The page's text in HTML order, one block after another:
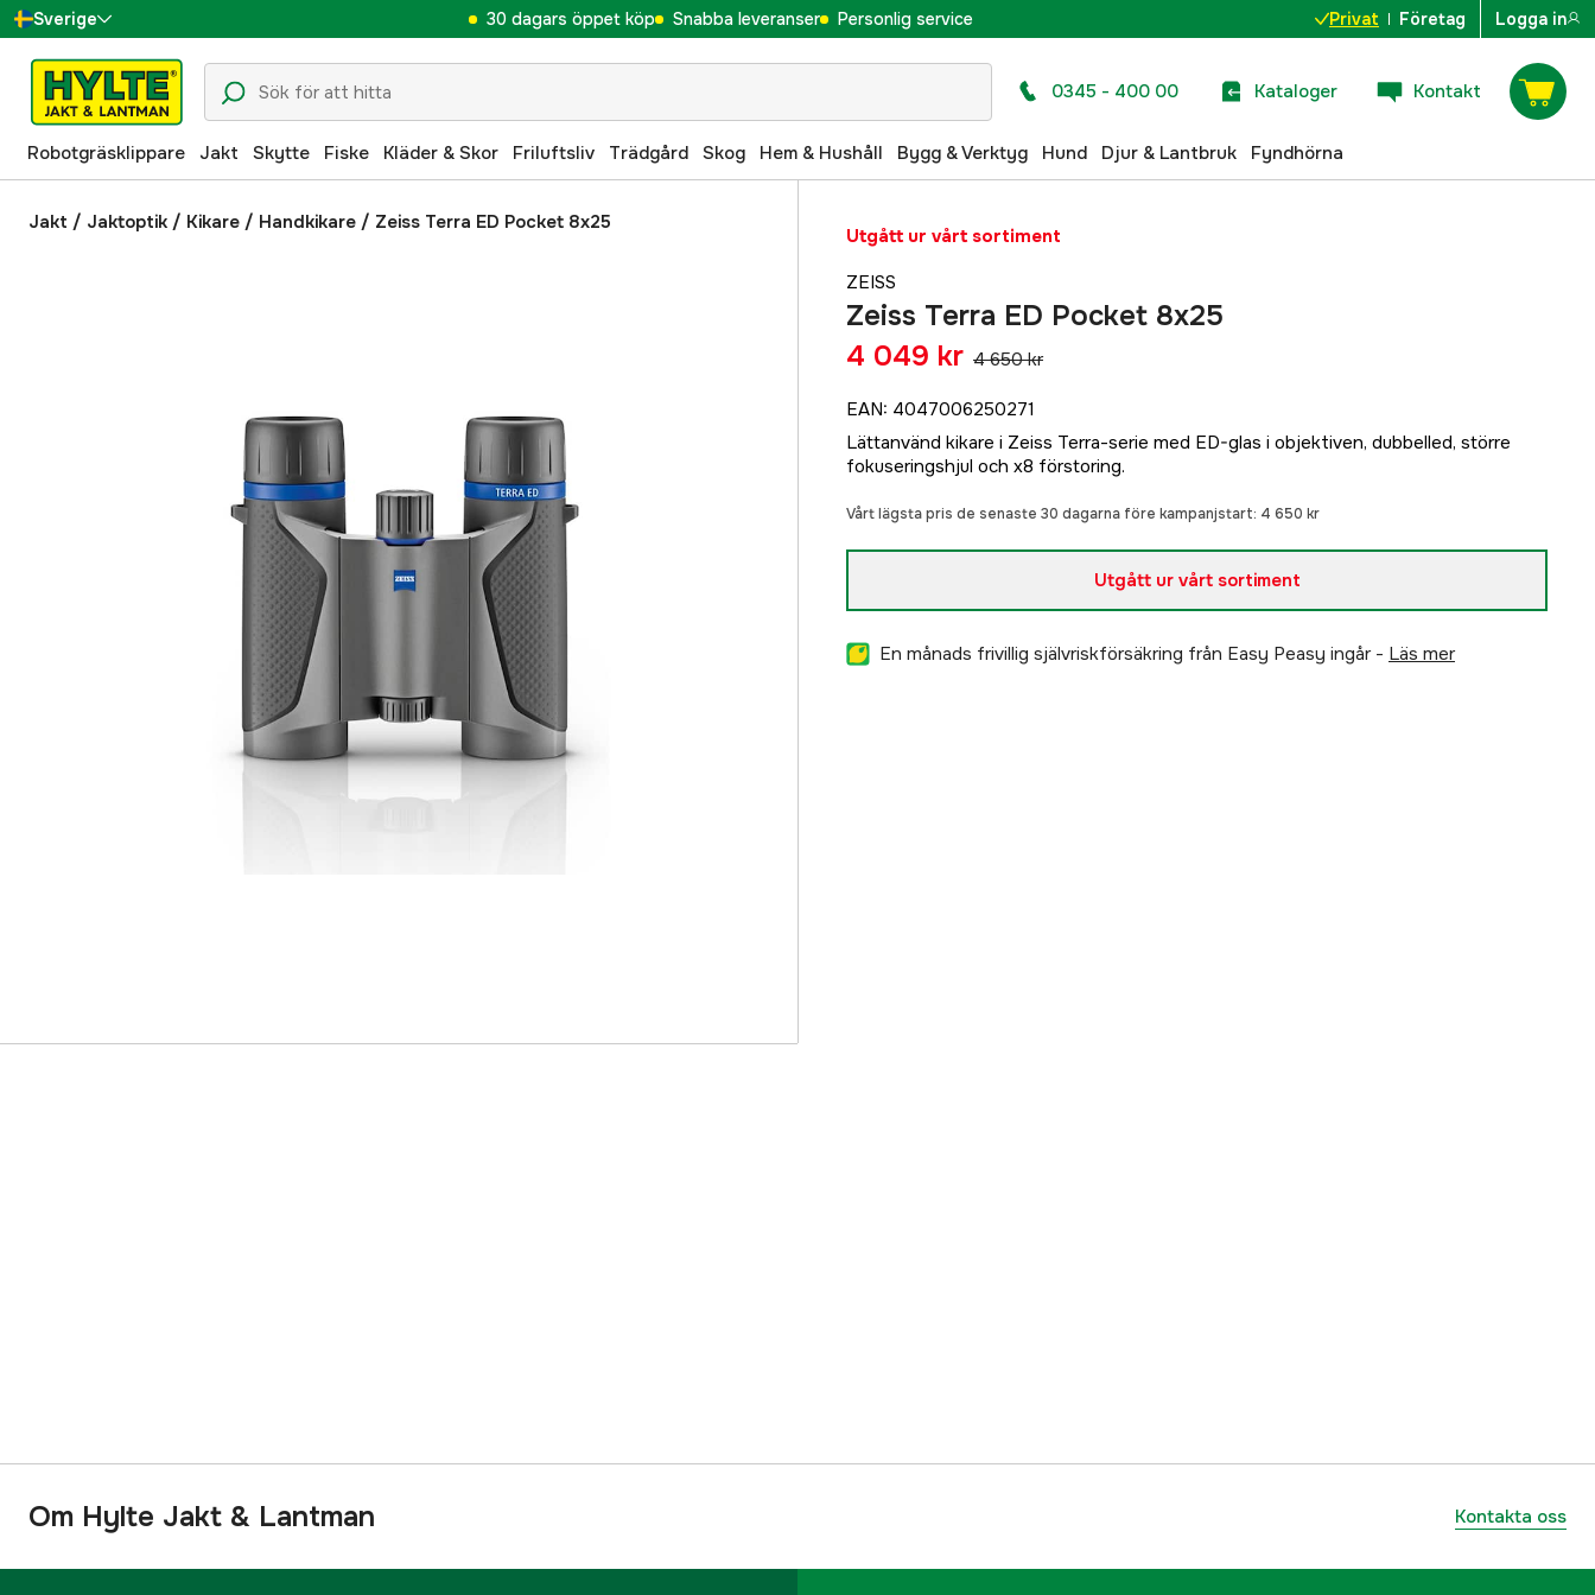
Sverige
Danmark
Suomi
Norge
Deutschland
30 dagars öppet köp Snabba leveranser Personlig service Privat Företag Logga in
0345 - 400 00 Kataloger Kontakt
Robotgräsklippare Jakt Skytte Fiske Kläder & Skor Friluftsliv Trädgård Skog Hem & Hushåll Bygg & Verktyg Hund Djur & Lantbruk Fyndhörna
Jakt / Jaktoptik / Kikare / Handkikare / Zeiss Terra ED Pocket 8x25
Utgått ur vårt sortiment
ZEISS
Zeiss Terra ED Pocket 8x25
4 049 kr 4 650 kr
EAN: 4047006250271
Lättanvänd kikare i Zeiss Terra-serie med ED-glas i objektiven, dubbelled, större
fokuseringshjul och x8 förstoring.
Vårt lägsta pris de senaste 30 dagarna före kampanjstart: 4 650 kr
Utgått ur vårt sortiment
En månads frivillig självriskförsäkring från Easy Peasy ingår - läs mer
Om Hylte Jakt & Lantman Kontakta oss